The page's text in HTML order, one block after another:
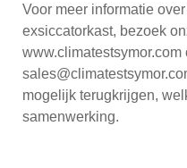
Voor meer informatie
exsiccatorkast, bezoek
mogelijk terugkrijgen,
samenwerking.